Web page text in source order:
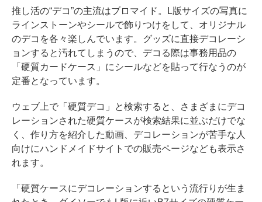
推し活の“デコ”の主流はブロマイド。L版サイズの写真に
ラインストーンやシールで飾りつけをして、オリジナル
のデコを各々楽しんでいます。グッズに直接デコレーシ
ョンすると汚れてしまうので、デコる際は事務用品の
「硬質カードケース」にシールなどを貼って行なうのが
定番となっています。
ウェブ上で「硬質デコ」と検索すると、さまざまにデコ
レーションされた硬質ケースが検索結果に並ぶだけでな
く、作り方を紹介した動画、デコレーションが苦手な人
向けにハンドメイドサイトでの販売ページなども表示さ
れます。
「硬質ケースにデコレーションするという流行りが生ま